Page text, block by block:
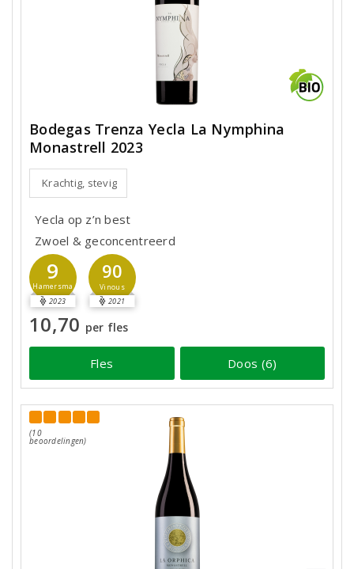
Bodegas Trenza Yecla La Nymphina
Monastrell 2023
Krachtig, stevig
Yecla op z’n best
Zwoel & geconcentreerd
9
Hamersma
2023
90
Vinous
2021
10,70 per fles
Fles Doos (6)
(10
beoordelingen)